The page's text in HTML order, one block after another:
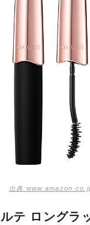
出典
テ ロングラ